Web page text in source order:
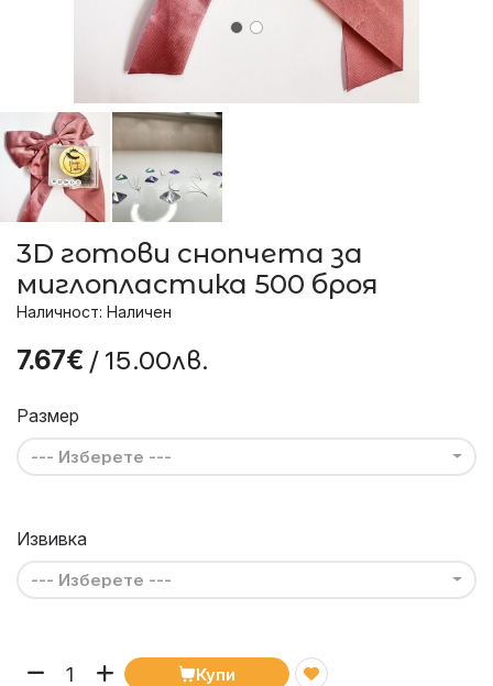
3D готови снопчета за
миглопластика 500 броя
Наличност: Наличен
7.67€ / 15.00лв.
Размер
--- Изберете ---
Извивка
--- Изберете ---
Купи